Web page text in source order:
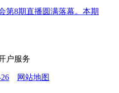
第8期直播圆满落幕。本期
户服务
网站地图